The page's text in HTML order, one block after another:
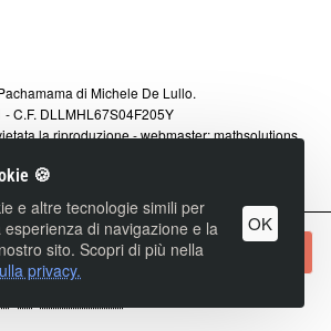
🍪
e altre tecnologie simili per
di navigazione e la
sito. Scopri di più nella
privacy.
OK
+ Carrello
di Michele De Lullo.
- C.F. DLLMHL67S04F205Y
la riproduzione - webmaster:mathsolutions